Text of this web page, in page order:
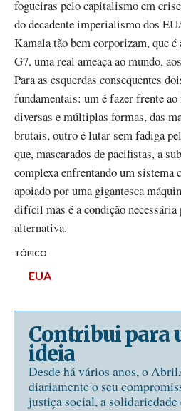
fogueiras pelo capitalismo em
do decadente imperialismo dos
Kamala tão bem corporizam, que
G7, uma real ameaça ao mundo,
Para as esquerdas consequentes
fundamentais: um é fazer frente ao
diversas e múltiplas formas, das
brutais, outro é lutar sem fadiga
que, mascarados de pacifistas, a
complexa enfrentando um sistema
apoiado por uma gigantesca
difícil mas é a condição
alternativa.
TÓPICO
EUA
Contribui para
ideia
Desde há vários anos, o
diariamente o seu
justiça social, a solidariedade